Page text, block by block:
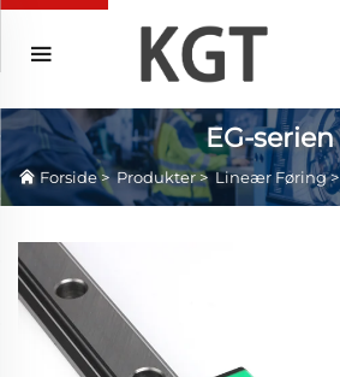
EG-serien
Forside>Produkter>Lineær Føring>